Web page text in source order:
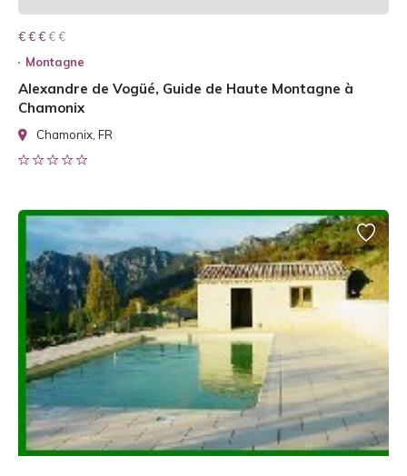
€ € € € €
€ € €
Montagne
Alexandre de Vogüé, Guide de Haute Montagne à
Chamonix
Chamonix, FR